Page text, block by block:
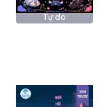
Tự do